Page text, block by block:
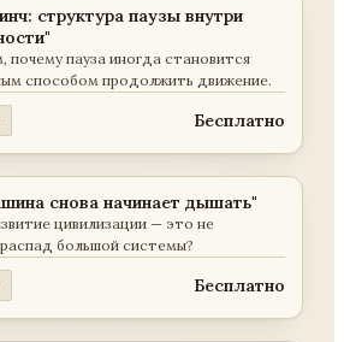
структура паузы внутри
почему пауза иногда становится
способом продолжить движение.
Бесплатно
снова начинает дышать"
цивилизации — это не
большой системы?
Бесплатно